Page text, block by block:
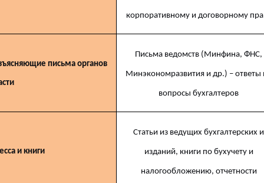
корпоративному и договорному
письма органов
Письма ведомств (Минфина, ФНС,
Минэкономразвития и др.) – ответы
вопросы бухгалтеров
и книги
Статьи из ведущих бухгалтерских и
изданий, книги по бухучету и
налогообложению, отчетности